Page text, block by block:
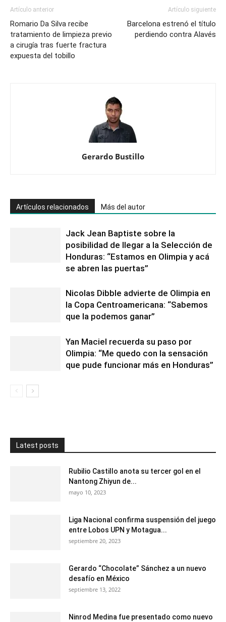
la
Premier
League
Artículo anterior
Romario Da Silva recibe
tratamiento de limpieza previo
a cirugía tras fuerte fractura
expuesta del tobillo
Artículo siguiente
Barcelona estrenó el título
perdiendo contra Alavés
Gerardo Bustillo
Artículos relacionados Más del autor
Jack Jean Baptiste sobre la
posibilidad de llegar a la Selección de
Honduras: “Estamos en Olimpia y acá
se abren las puertas”
Nicolas Dibble advierte de Olimpia en
la Copa Centroamericana: “Sabemos
que la podemos ganar”
Yan Maciel recuerda su paso por
Olimpia: “Me quedo con la sensación
que pude funcionar más en Honduras”
Latest posts
Rubilio Castillo anota su tercer gol en el
Nantong Zhiyun de...
mayo 10, 2023
Liga Nacional confirma suspensión del juego
entre Lobos UPN y Motagua...
septiembre 20, 2023
Gerardo “Chocolate” Sánchez a un nuevo
desafío en México
septiembre 13, 2022
Ninrod Medina fue presentado como nuevo